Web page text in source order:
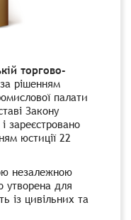
торгово-
рішенням
палати
Закону
і зареєстровано
юстиції 22
незалежною
утворена для
із цивільних та